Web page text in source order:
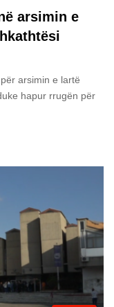
arsimin e
arsimin e lartë
hapur rrugën për